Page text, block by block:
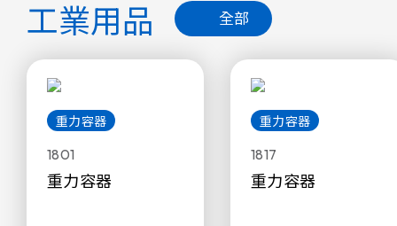
工業用品 全部
重力容器
1801
重力容器
重力容器
1817
重力容器